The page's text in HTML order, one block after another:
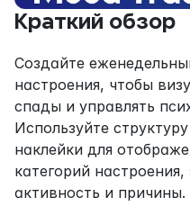
Краткий обзор
Создайте
настроения, чтобы
спады и управлять
Используйте
наклейки для
категорий
активность и причины.